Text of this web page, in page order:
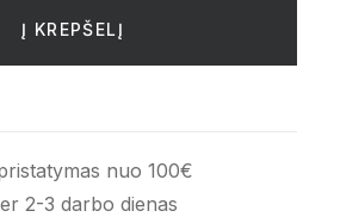
Į KREPŠELĮ
nuo 100€
2-3 darbo dienas